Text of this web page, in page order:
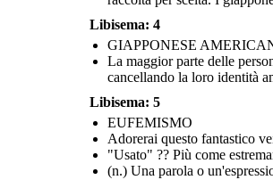
Libisema: 4
GIAPPONESE
La maggior parte delle
cancellando la loro identità
Libisema: 5
EUFEMISMO
Adorerai questo fantastico
"Usato" ?? Più come
(n.) Una parola o